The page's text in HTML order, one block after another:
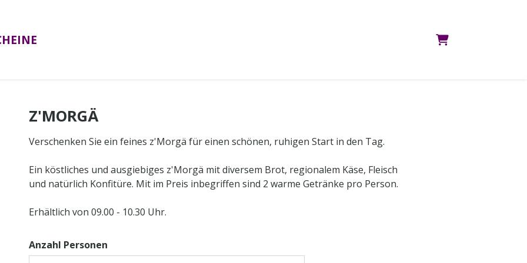
WARENKORB
Z'MORGÄ
Verschenken Sie ein feines z'Morgä für einen schönen, ruhigen Start in den Tag.
Ein köstliches und ausgiebiges z'Morgä mit diversem Brot, regionalem Käse, Fleisch
und natürlich Konfitüre. Mit im Preis inbegriffen sind 2 warme Getränke pro Person.
Erhältlich von 09.00 - 10.30 Uhr.
Anzahl Personen